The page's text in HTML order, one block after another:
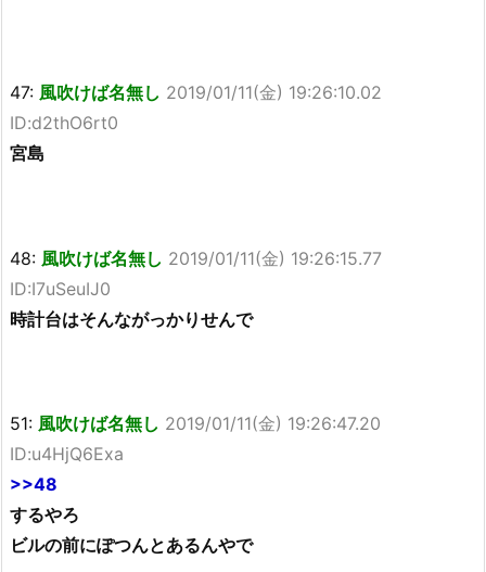
47: 風吹けば名無し 2019/01/11(金) 19:26:10.02
ID:d2thO6rt0
宮島
48: 風吹けば名無し 2019/01/11(金) 19:26:15.77
ID:I7uSeuIJ0
時計台はそんながっかりせんで
51: 風吹けば名無し 2019/01/11(金) 19:26:47.20
ID:u4HjQ6Exa
>>48
するやろ
ビルの前にぽつんとあるんやで